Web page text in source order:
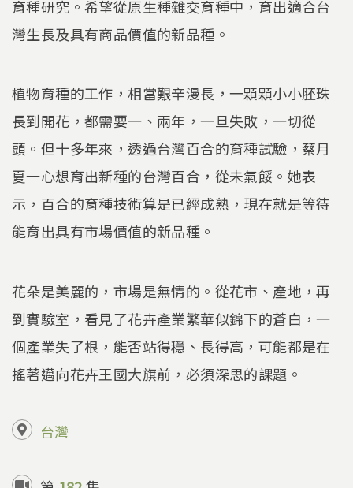
育種研究。希望從原生種雜交育種中，育出適合台
灣生長及具有商品價值的新品種。
植物育種的工作，相當艱辛漫長，一顆顆小小胚珠
長到開花，都需要一、兩年，一旦失敗，一切從
頭。但十多年來，透過台灣百合的育種試驗，蔡月
夏一心想育出新種的台灣百合，從未氣餒。她表
示，百合的育種技術算是已經成熟，現在就是等待
能育出具有市場價值的新品種。
花朵是美麗的，市場是無情的。從花市、產地，再
到實驗室，看見了花卉產業繁華似錦下的蒼白，一
個產業失了根，能否站得穩、長得高，可能都是在
搖著邁向花卉王國大旗前，必須深思的課題。
台灣